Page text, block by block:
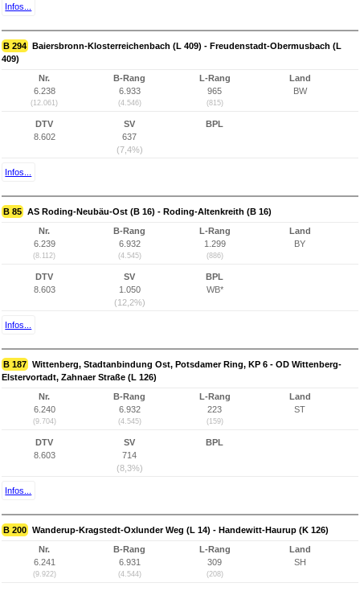
Infos...
B 294 Baiersbronn-Klosterreichenbach (L 409) - Freudenstadt-Obermusbach (L
409)
Nr.
6.238
(12.061)
B-Rang
6.933
(4.546)
L-Rang
965
(815)
Land
BW
DTV
8.602
SV
637
(7,4%)
BPL
Infos...
B 85 AS Roding-Neubäu-Ost (B 16) - Roding-Altenkreith (B 16)
Nr.
6.239
(8.112)
B-Rang
6.932
(4.545)
L-Rang
1.299
(886)
Land
BY
DTV
8.603
SV
1.050
(12,2%)
BPL
WB*
Infos...
B 187 Wittenberg, Stadtanbindung Ost, Potsdamer Ring, KP 6 - OD Wittenberg-
Elstervortadt, Zahnaer Straße (L 126)
Nr.
6.240
(9.704)
B-Rang
6.932
(4.545)
L-Rang
223
(159)
Land
ST
DTV
8.603
SV
714
(8,3%)
BPL
Infos...
B 200 Wanderup-Kragstedt-Oxlunder Weg (L 14) - Handewitt-Haurup (K 126)
Nr.
6.241
(9.922)
B-Rang
6.931
(4.544)
L-Rang
309
(208)
Land
SH